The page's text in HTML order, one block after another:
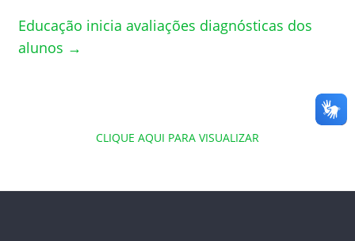
Educação inicia avaliações diagnósticas dos
alunos →
CLIQUE AQUI PARA VISUALIZAR